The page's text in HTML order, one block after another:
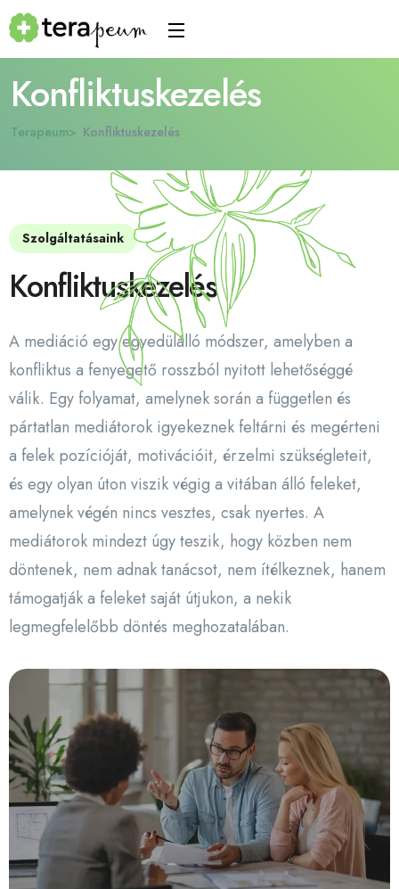
Konfliktuskezelés
Terapeum Konfliktuskezelés
Szolgáltatásaink
Konfliktuskezelés
A mediáció egy egyedülálló módszer, amelyben a
konfliktus a fenyegető rosszból nyitott lehetőséggé
válik. Egy folyamat, amelynek során a független és
pártatlan mediátorok igyekeznek feltárni és megérteni
a felek pozícióját, motivációit, érzelmi szükségleteit,
és egy olyan úton viszik végig a vitában álló feleket,
amelynek végén nincs vesztes, csak nyertes. A
mediátorok mindezt úgy teszik, hogy közben nem
döntenek, nem adnak tanácsot, nem ítélkeznek, hanem
támogatják a feleket saját útjukon, a nekik
legmegfelelőbb döntés meghozatalában.